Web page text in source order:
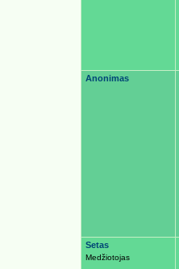
Anonimas
Setas
Medžiotojas